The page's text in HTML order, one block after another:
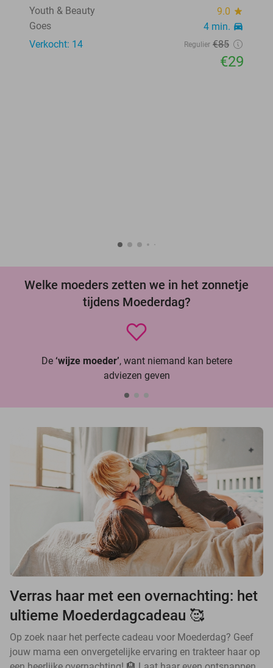
Youth & Beauty
9.0 star
Goes 4 min. directions_car
Verkocht: 14 Regulier €85
€29
Welke moeders zetten we in het zonnetje
tijdens Moederdag?
De ‘wijze moeder’, want niemand kan betere
adviezen geven
Verras haar met een overnachting: het
ultieme Moederdagcadeau 🥰
Op zoek naar het perfecte cadeau voor Moederdag? Geef
jouw mama een onvergetelijke ervaring en trakteer haar op